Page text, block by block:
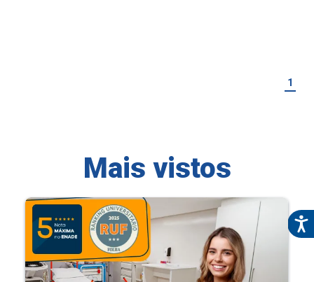
1
Mais vistos